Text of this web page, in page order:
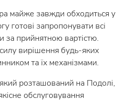
майже завжди обходиться у
готові запропонувати всі
за прийнятною вартістю.
вирішення будь-яких
та їх механізмами.
розташований на Подолі,
обслуговування